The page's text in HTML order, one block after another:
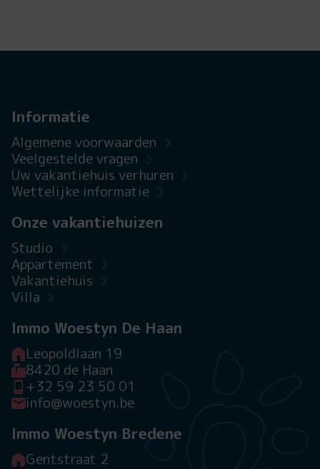
Informatie
Algemene voorwaarden
Veelgestelde vragen
Uw vakantiehuis verhuren
Wettelijke informatie
Onze vakantiehuizen
Studio
Appartement
Vakantiehuis
Villa
Immo Woestyn De Haan
Leopoldlaan 19
8420 de Haan
+32 59 23 50 01
info@woestyn.be
Immo Woestyn Bredene
Gentstraat 2